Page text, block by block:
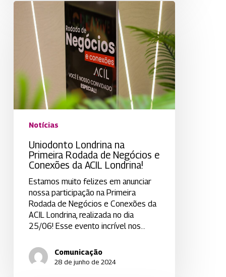
Uniodonto
Londrina
Primeira
Rodada
Negócios
Conexões
Londrina!
Notícias
Uniodonto Londrina na
Primeira Rodada de Negócios e
Conexões da ACIL Londrina!
Estamos muito felizes em anunciar
nossa participação na Primeira
Rodada de Negócios e Conexões da
ACIL Londrina, realizada no dia
25/06! Esse evento incrível nos…
Comunicação
28 de junho de 2024